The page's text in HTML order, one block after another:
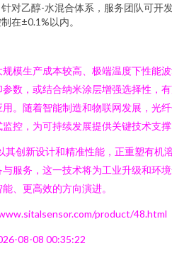
对乙醇-水混合体系，服务团队可开
在±0.1%以内。
模生产成本较高、极端温度下性能
数，或结合纳米涂层增强选择性，
。随着智能制造和物联网发展，光
控，为可持续发展提供关键技术支
创新设计和精准性能，正重塑有机
服务，这一技术将为工业升级和环
、更高效的方向演进。
product/48.html
08-08 00:35:22